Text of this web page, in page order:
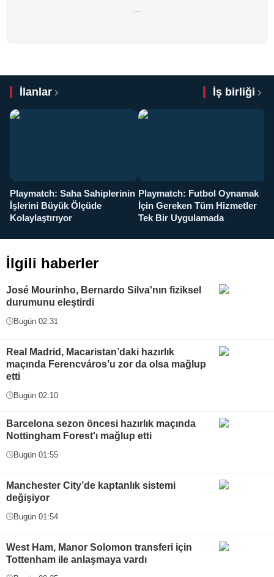
İlanlar İş birliği
Playmatch: Saha Sahiplerinin
İşlerini Büyük Ölçüde
Kolaylaştırıyor
Playmatch: Futbol Oynamak
İçin Gereken Tüm Hizmetler
Tek Bir Uygulamada
İlgili haberler
José Mourinho, Bernardo Silva'nın fiziksel
durumunu eleştirdi
Bugün 02:31
Real Madrid, Macaristan’daki hazırlık
maçında Ferencváros’u zor da olsa mağlup
etti
Bugün 02:10
Barcelona sezon öncesi hazırlık maçında
Nottingham Forest'ı mağlup etti
Bugün 01:55
Manchester City’de kaptanlık sistemi
değişiyor
Bugün 01:54
West Ham, Manor Solomon transferi için
Tottenham ile anlaşmaya vardı